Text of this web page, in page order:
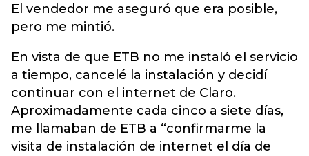
El vendedor me aseguró que era posible,
pero me mintió.
En vista de que ETB no me instaló el servicio
a tiempo, cancelé la instalación y decidí
continuar con el internet de Claro.
Aproximadamente cada cinco a siete días,
me llamaban de ETB a “confirmarme la
visita de instalación de internet el día de